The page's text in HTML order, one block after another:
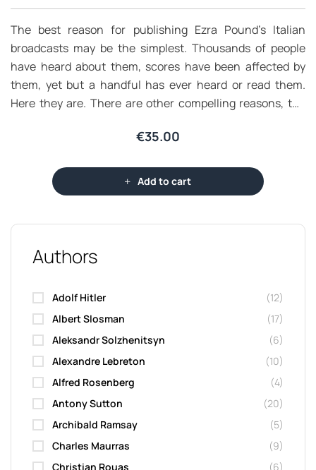
The best reason for publishing Ezra Pound’s Italian
broadcasts may be the simplest. Thousands of people
have heard about them, scores have been affected by
them, yet but a handful has ever heard or read them.
Here they are. There are other compelling reasons, the
other American-and only a few individuals throughout
aspects of the twentieth century: from poetry to
economics, from theater to philosophy, from politics to
€35.00
Add to cart
Authors
Adolf Hitler
(12)
Albert Slosman
(17)
Aleksandr Solzhenitsyn
(6)
Alexandre Lebreton
(10)
Alfred Rosenberg
(4)
Antony Sutton
(20)
Archibald Ramsay
(5)
Charles Maurras
(9)
Christian Rouas
(6)